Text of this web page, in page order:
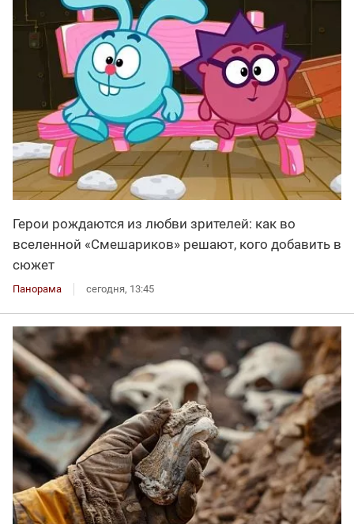
Герои рождаются из любви зрителей: как во
вселенной «Смешариков» решают, кого добавить в
сюжет
Панорама сегодня, 13:45